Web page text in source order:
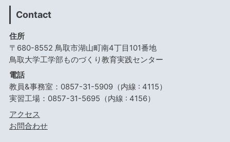
Contact
住所
〒680-8552 鳥取市湖山町南4丁目101番地
鳥取大学工学部ものづくり教育実践センター
電話
教員&事務室：0857-31-5909（内線 : 4115）
実習工場：0857-31-5695（内線 : 4156）
アクセス
お問合わせ